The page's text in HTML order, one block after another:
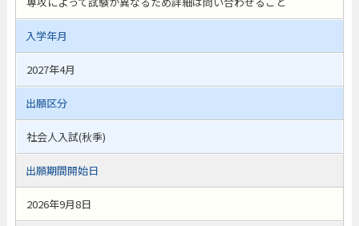
入学年月
2027年4月
出願区分
社会人入試(秋季)
出願期間開始日
2026年9月8日